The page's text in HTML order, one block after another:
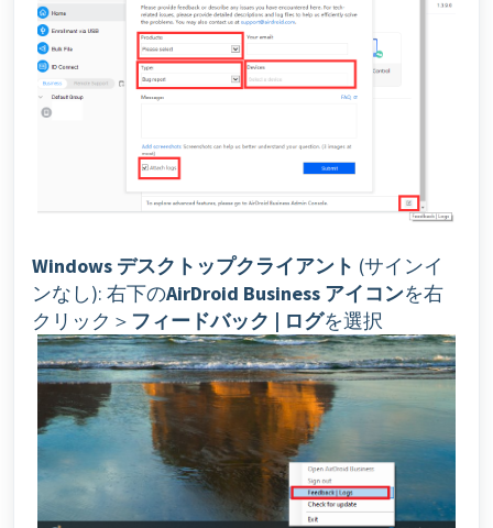
Windows デスクトップクライアント (サインイ
ンなし): 右下のAirDroid Business アイコンを右
クリック＞ フィードバック | ログを選択